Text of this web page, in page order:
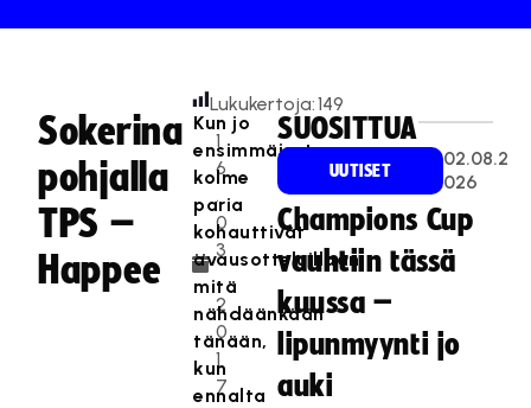
Sokerina
pohjalla
TPS –
Happee
1
6
.
0
3
.
2
0
1
7
Lukukertoja:149
Kun jo
ensimmäiset
kolme
paria
kohauttivat
avausotteluillaan,
mitä
nähdäänkään
tänään,
kun
ennalta
SUOSITTUA
UUTISET
02.08.2
026
Champions Cup
vauhtiin tässä
kuussa –
lipunmyynti jo
auki